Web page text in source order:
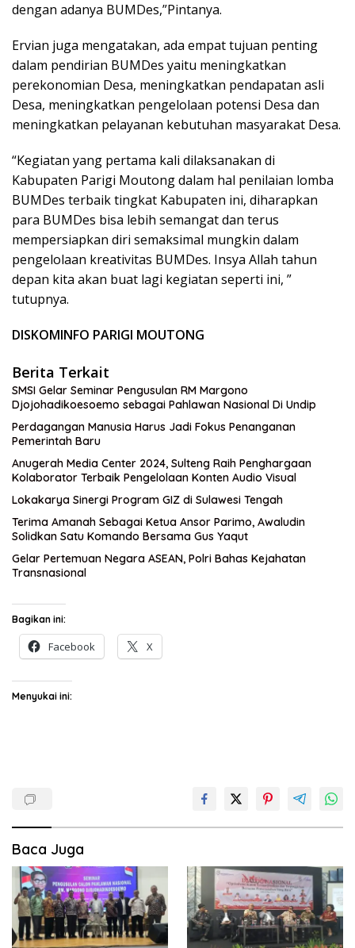
dengan adanya BUMDes,”Pintanya.
Ervian juga mengatakan, ada empat tujuan penting
dalam pendirian BUMDes yaitu meningkatkan
perekonomian Desa, meningkatkan pendapatan asli
Desa, meningkatkan pengelolaan potensi Desa dan
meningkatkan pelayanan kebutuhan masyarakat Desa.
“Kegiatan yang pertama kali dilaksanakan di
Kabupaten Parigi Moutong dalam hal penilaian lomba
BUMDes terbaik tingkat Kabupaten ini, diharapkan
para BUMDes bisa lebih semangat dan terus
mempersiapkan diri semaksimal mungkin dalam
pengelolaan kreativitas BUMDes. Insya Allah tahun
depan kita akan buat lagi kegiatan seperti ini, ”
tutupnya.
DISKOMINFO PARIGI MOUTONG
Berita Terkait
SMSI Gelar Seminar Pengusulan RM Margono
Djojohadikoesoemo sebagai Pahlawan Nasional Di Undip
Perdagangan Manusia Harus Jadi Fokus Penanganan
Pemerintah Baru
Anugerah Media Center 2024, Sulteng Raih Penghargaan
Kolaborator Terbaik Pengelolaan Konten Audio Visual
Lokakarya Sinergi Program GIZ di Sulawesi Tengah
Terima Amanah Sebagai Ketua Ansor Parimo, Awaludin
Solidkan Satu Komando Bersama Gus Yaqut
Gelar Pertemuan Negara ASEAN, Polri Bahas Kejahatan
Transnasional
Bagikan ini:
Facebook X
Menyukai ini:
Baca Juga